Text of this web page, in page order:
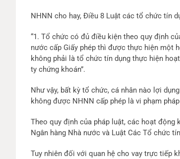
NHNN cho hay, Điều 8 Luật các tổ chức tín
“1. Tổ chức có đủ điều kiện theo quy định
nước cấp Giấy phép thì được thực hiện một
không phải là tổ chức tín dụng thực hiện
ty chứng khoán”.
Như vậy, bất kỳ tổ chức, cá nhân nào lợi
không được NHNN cấp phép là vi phạm
Theo quy định của pháp luật, các hoạt động
Ngân hàng Nhà nước và Luật Các Tổ chức
Tuy nhiên đối với quan hệ cho vay trực tiếp